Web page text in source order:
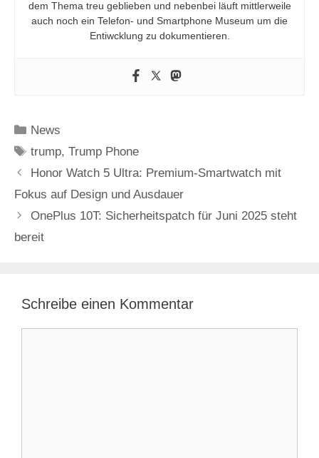
dem Thema treu geblieben und nebenbei läuft mittlerweile
auch noch ein Telefon- und Smartphone Museum um die
Entiwcklung zu dokumentieren.
Kategorien
News
Schlagwörter
trump,Trump Phone
Honor Watch 5 Ultra: Premium-Smartwatch mit
Fokus auf Design und Ausdauer
OnePlus 10T: Sicherheitspatch für Juni 2025 steht
bereit
Schreibe einen Kommentar